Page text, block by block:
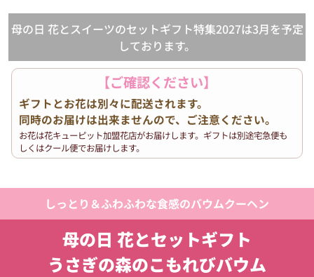
母の日 花とスイーツのセットギフト特集2027は3月を予定
しております。
【ご確認ください】
ギフトとお花は別々に配送されます。
同時のお届けは出来ませんので、ご注意ください。
お花は花キューピット加盟花店がお届けします。ギフトは別途宅急便も
しくはクール便でお届けします。
しっとり＆ふわふわな食感のバウムクーヘン
母の日 花とセットギフト
うさぎの森のこもれびバウム